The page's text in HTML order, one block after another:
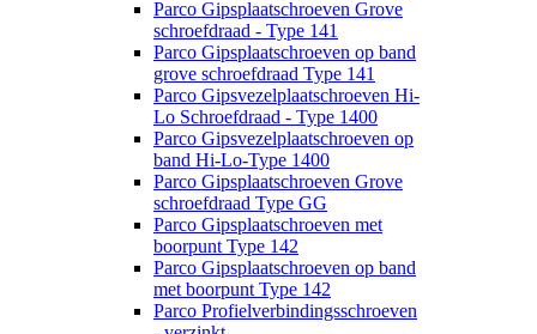
Parco Gipsplaatschroeven Grove
schroefdraad - Type 141
Parco Gipsplaatschroeven op band
grove schroefdraad Type 141
Parco Gipsvezelplaatschroeven Hi-
Lo Schroefdraad - Type 1400
Parco Gipsvezelplaatschroeven op
band Hi-Lo-Type 1400
Parco Gipsplaatschroeven Grove
schroefdraad Type GG
Parco Gipsplaatschroeven met
boorpunt Type 142
Parco Gipsplaatschroeven op band
met boorpunt Type 142
Parco Profielverbindingsschroeven